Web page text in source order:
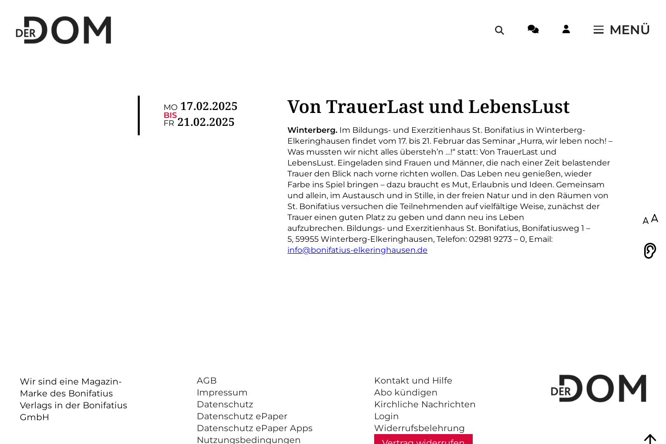
MENÜ
MO 17.02.2025
BIS
FR 21.02.2025
Von TrauerLast und LebensLust
Winterberg. Im Bildungs- und Exerzitienhaus St. Bonifatius in Winterberg-
Elkeringhausen findet vom 17. bis 21. Februar das Seminar „Hurra, wir leben noch! –
Was mussten wir nicht alles übersteh’n …!“ statt: Von TrauerLast und
LebensLust. Eingeladen sind Frauen und Männer, die nach einer Zeit belastender
Trauer den Blick nach vorne richten wollen. Das Leben neu genießen, wieder
Farbe ins Spiel bringen – dazu braucht es Mut, Erlaubnis und Ideen. Gemeinsam
und allein, im Austausch und in Stille, in der freien Natur und in den Räumen von
St. Bonifatius versuchen die Teilnehmenden auf vielfältige Weise, zunächst der
Trauer einen guten Platz zu geben und dann neu ins Leben
aufzubrechen. Bildungs- und Exerzitienhaus St. Bonifatius, Bonifatiusweg 1 –
5, 59955 Winterberg-Elkeringhausen, Telefon: 02981 9273 – 0, Email:
info@bonifatius-elkeringhausen.de
Wir sind eine Magazin-
Marke des Bonifatius
Verlags in der Bonifatius
GmbH
AGB
Impressum
Datenschutz
Datenschutz ePaper
Datenschutz ePaper Apps
Nutzungsbedingungen
Kontakt und Hilfe
Abo kündigen
Kirchliche Nachrichten
Login
Widerrufsbelehrung